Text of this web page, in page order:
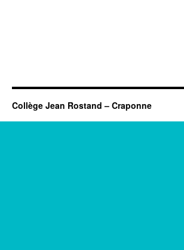
Collège Jean Rostand – Craponne